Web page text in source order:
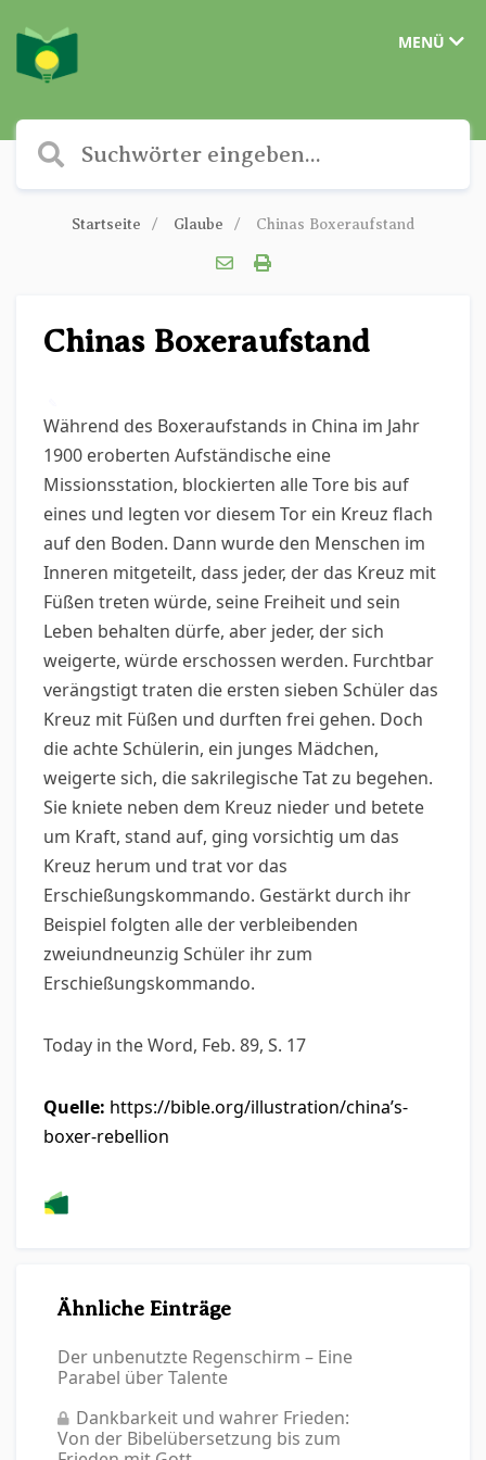
MENÜ
Startseite Glaube Chinas Boxeraufstand
Chinas Boxeraufstand
Während des Boxeraufstands in China im Jahr
1900 eroberten Aufständische eine
Missionsstation, blockierten alle Tore bis auf
eines und legten vor diesem Tor ein Kreuz flach
auf den Boden. Dann wurde den Menschen im
Inneren mitgeteilt, dass jeder, der das Kreuz mit
Füßen treten würde, seine Freiheit und sein
Leben behalten dürfe, aber jeder, der sich
weigerte, würde erschossen werden. Furchtbar
verängstigt traten die ersten sieben Schüler das
Kreuz mit Füßen und durften frei gehen. Doch
die achte Schülerin, ein junges Mädchen,
weigerte sich, die sakrilegische Tat zu begehen.
Sie kniete neben dem Kreuz nieder und betete
um Kraft, stand auf, ging vorsichtig um das
Kreuz herum und trat vor das
Erschießungskommando. Gestärkt durch ihr
Beispiel folgten alle der verbleibenden
zweiundneunzig Schüler ihr zum
Erschießungskommando.
Today in the Word, Feb. 89, S. 17
Quelle: https://bible.org/illustration/china’s-
boxer-rebellion
Ähnliche Einträge
Der unbenutzte Regenschirm – Eine
Parabel über Talente
Dankbarkeit und wahrer Frieden:
Von der Bibelübersetzung bis zum